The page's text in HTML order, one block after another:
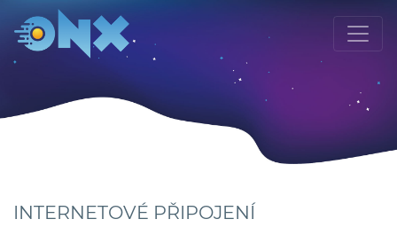
INTERNETOVÉ PŘIPOJENÍ